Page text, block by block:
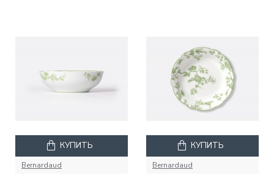
Bernardaud
КУПИТЬ
Bernardaud
КУПИТЬ